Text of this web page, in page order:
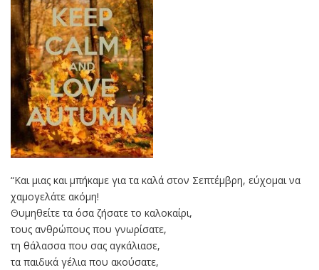
“Και μιας και μπήκαμε για τα καλά στον Σεπτέμβρη, εύχομαι να
χαμογελάτε ακόμη!
Θυμηθείτε τα όσα ζήσατε το καλοκαίρι,
τους ανθρώπους που γνωρίσατε,
τη θάλασσα που σας αγκάλιασε,
τα παιδικά γέλια που ακούσατε,